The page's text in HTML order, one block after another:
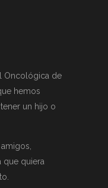
Oncológica de
hemos
un hijo o
que quiera